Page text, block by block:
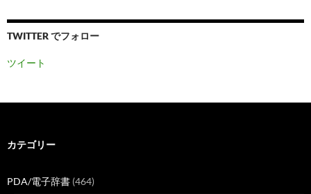
TWITTER でフォロー
ツイート
カテゴリー
PDA/電子辞書 (464)